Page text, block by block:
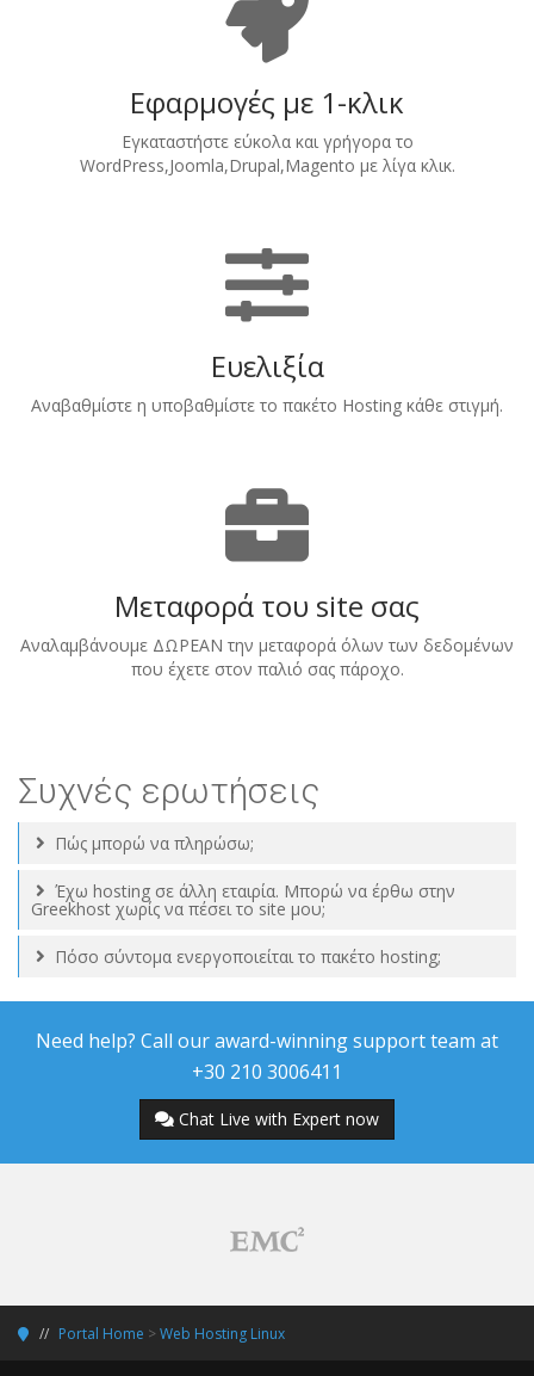
Εφαρμογές με 1-κλικ
Εγκαταστήστε εύκολα και γρήγορα το
WordPress,Joomla,Drupal,Magento με λίγα κλικ.
Ευελιξία
Αναβαθμίστε η υποβαθμίστε το πακέτο Hosting κάθε στιγμή.
Μεταφορά του site σας
Αναλαμβάνουμε ΔΩΡΕΑΝ την μεταφορά όλων των δεδομένων
που έχετε στον παλιό σας πάροχο.
Συχνές ερωτήσεις
Πώς μπορώ να πληρώσω;
Έχω hosting σε άλλη εταιρία. Μπορώ να έρθω στην
Greekhost χωρίς να πέσει το site μου;
Πόσο σύντομα ενεργοποιείται το πακέτο hosting;
Need help? Call our award-winning support team at
+30 210 3006411
Chat Live with Expert now
Portal Home >Web Hosting Linux